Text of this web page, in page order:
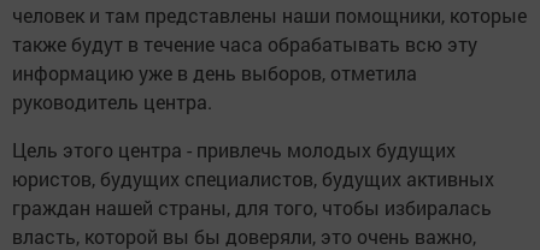
человек и там представлены наши помощники, которые
также будут в течение часа обрабатывать всю эту
информацию уже в день выборов, отметила
руководитель центра.
Цель этого центра - привлечь молодых будущих
юристов, будущих специалистов, будущих активных
граждан нашей страны, для того, чтобы избиралась
власть, которой вы бы доверяли, это очень важно,